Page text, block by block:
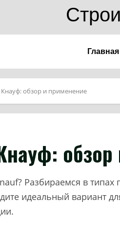
Главная
обзор и применение
обзор
Разбираемся в типах
идеальный вариант